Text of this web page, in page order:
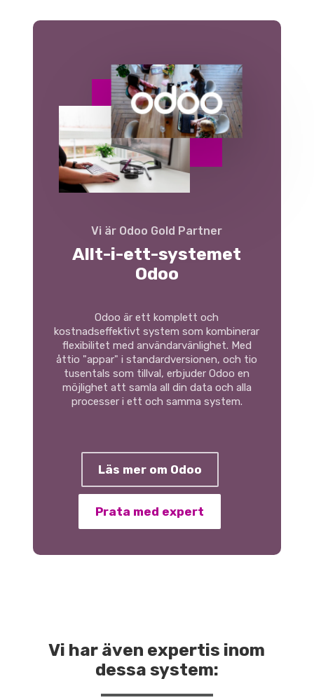
Vi är Odoo Gold Partner
Allt-i-ett-systemet
Odoo
Odoo är ett komplett och
kostnadseffektivt system som kombinerar
flexibilitet med användarvänlighet. Med
åttio "appar" i standardversionen, och tio
tusentals som tillval, erbjuder Odoo en
möjlighet att samla all din data och alla
processer i ett och samma system.
Läs mer om Odoo
Prata med expert
Vi har även expertis inom
dessa system: